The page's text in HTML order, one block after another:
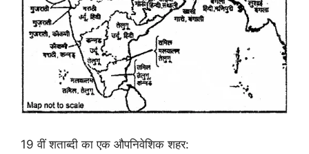
19 वीं शताब्दी का एक औपनिवेशिक शहर: